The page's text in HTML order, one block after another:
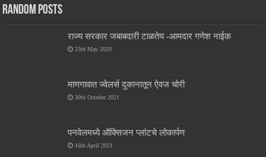
Random Posts
राज्य सरकार जबाबदारी टाळतेय -आमदार गणेश नाईक
23rd May 2020
माणगावात ज्वेलर्स दुकानातून ऐवज चोरी
30th October 2021
पनवेलमध्ये ऑक्सिजन प्लांटचे लोकार्पण
16th April 2021